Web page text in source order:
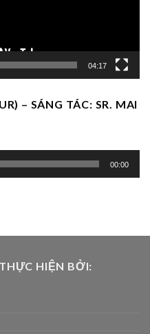
04:17
– SÁNG TÁC: SR. MAI
00:00
HIỆN BỞI: